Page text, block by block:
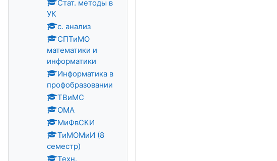
Стат. методы в
УК
с. анализ
СПТиМО
математики и
информатики
Информатика в
профобразовании
ТВиМС
ОМА
МиФвСКИ
ТиМОМиИ (8
семестр)
Техн.